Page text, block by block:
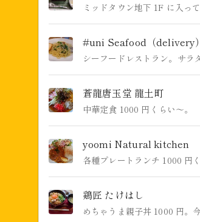
#uni Seafood（delivery）
蒼龍唐玉堂 龍土町
中華定食 1000 円くらい〜。
yoomi Natural kitchen
鶏匠 たけはし